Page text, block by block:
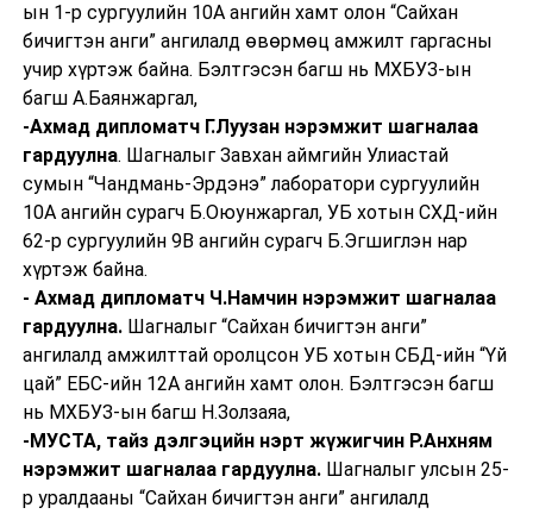
ын 1-р сургуулийн 10А ангийн хамт олон “Сайхан
бичигтэн анги” ангилалд өвөрмөц амжилт гаргасны
учир хүртэж байна. Бэлтгэсэн багш нь МХБУЗ-ын
багш А.Баянжаргал,
-Ахмад дипломатч Г.Луузан нэрэмжит шагналаа
гардуулна. Шагналыг Завхан аймгийн Улиастай
сумын “Чандмань-Эрдэнэ” лаборатори сургуулийн
10А ангийн сурагч Б.Оюунжаргал, УБ хотын СХД-ийн
62-р сургуулийн 9В ангийн сурагч Б.Эгшиглэн нар
хүртэж байна.
- Ахмад дипломатч Ч.Намчин нэрэмжит шагналаа
гардуулна.Шагналыг “Сайхан бичигтэн анги”
ангилалд амжилттай оролцсон УБ хотын СБД-ийн “Үй
цай” ЕБС-ийн 12А ангийн хамт олон. Бэлтгэсэн багш
нь МХБУЗ-ын багш Н.Золзаяа,
-МУСТА, тайз дэлгэцийн нэрт жүжигчин Р.Анхням
нэрэмжит шагналаа гардуулна.Шагналыг улсын 25-
р уралдааны “Сайхан бичигтэн анги” ангилалд